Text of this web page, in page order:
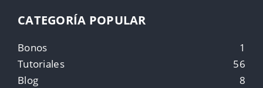
CATEGORÍA POPULAR
Bonos
1
Tutoriales
56
Blog
8